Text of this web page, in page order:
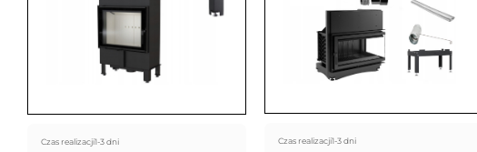
Czas realizacji1-3 dni Czas realizacji1-3 dni